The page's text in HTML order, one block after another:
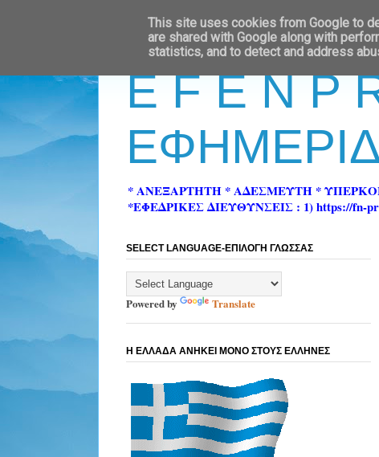
E F E N P
* ΑΝΕΞΑΡΤΗΤΗ * ΑΔΕΣΜΕΥΤΗ *
*ΕΦΕΔΡΙΚΕΣ ΔΙΕΥΘΥΝΣΕΙΣ : 1) https://fn-
SELECT LANGUAGE-ΕΠΙΛΟΓΗ ΓΛΩΣΣΑΣ
Powered by Translate
Η ΕΛΛΑΔΑ ΑΝΗΚΕΙ ΜΟΝΟ ΣΤΟΥΣ ΕΛΛΗΝΕΣ
This site uses cookies from Google to
are shared with Google along with
statistics, and to detect and address